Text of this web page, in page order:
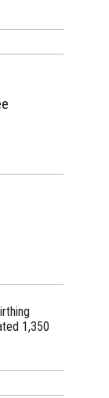
1,350